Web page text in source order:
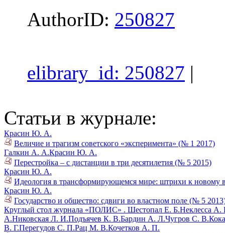
AuthorID: 250827
elibrary_id: 250827 |
Статьи в журнале:
Красин Ю. А.
Величие и трагизм советского «эксперимента» (№ 1 2017)
Галкин А. А.Красин Ю. А.
Перестройка – с дистанции в три десятилетия (№ 5 2015)
Красин Ю. А.
Идеология в трансформирующемся мире: штрихи к
Красин Ю. А.
Государство и общество: сдвиги во властном поле (№ 5
Круглый стол журнала «ПОЛИС» . Шестопал Е. Б.Неклесса А.
А.Никовская Л. И.Подъячев К. В.Бардин А. Л.Чугров С. В.
В. Г.Перегудов С. П.Рац М. В.Кочетков А. П.